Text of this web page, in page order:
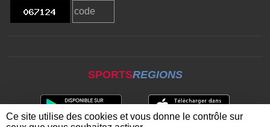
SPORTSREGIONS
Ce site utilise des cookies et vous donne le contrôle sur